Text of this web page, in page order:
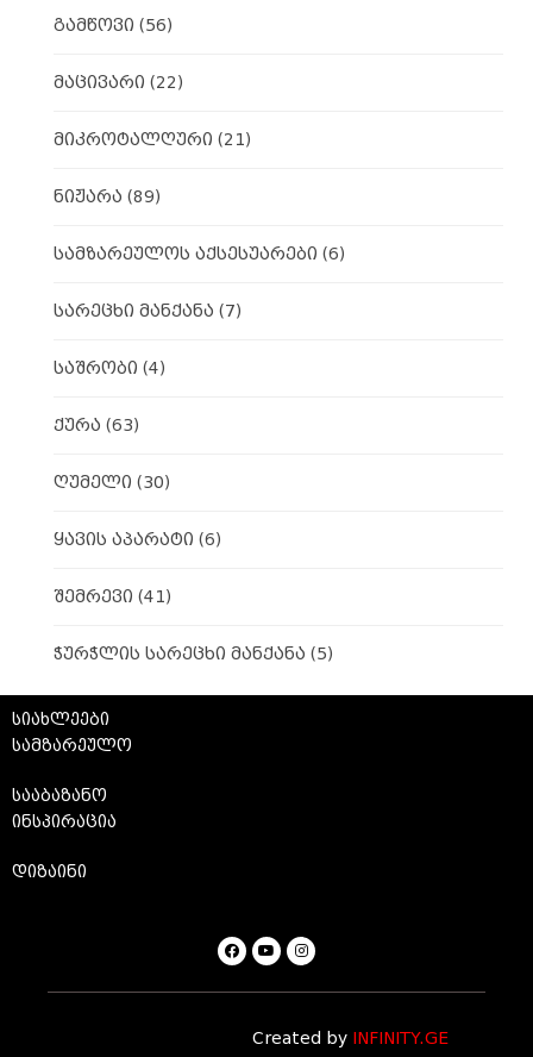
გამწოვი (56)
მაცივარი (22)
მიკროტალღური (21)
ნიჟარა (89)
სამზარეულოს აქსესუარები (6)
სარეცხი მანქანა (7)
საშრობი (4)
ქურა (63)
ღუმელი (30)
ყავის აპარატი (6)
შემრევი (41)
ჭურჭლის სარეცხი მანქანა (5)
სიახლეები
სამზარეულო
სააბაზანო
ინსპირაცია
დიზაინი
Created by INFINITY.GE